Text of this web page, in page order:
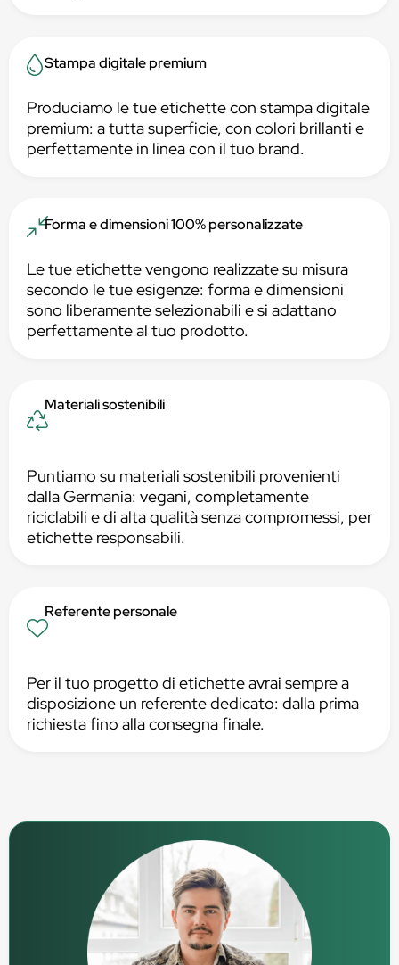
Stampa digitale premium
Produciamo le tue etichette con stampa digitale
premium: a tutta superficie, con colori brillanti e
perfettamente in linea con il tuo brand.
Forma e dimensioni 100% personalizzate
Le tue etichette vengono realizzate su misura
secondo le tue esigenze: forma e dimensioni
sono liberamente selezionabili e si adattano
perfettamente al tuo prodotto.
Materiali sostenibili
Puntiamo su materiali sostenibili provenienti
dalla Germania: vegani, completamente
riciclabili e di alta qualità senza compromessi, per
etichette responsabili.
Referente personale
Per il tuo progetto di etichette avrai sempre a
disposizione un referente dedicato: dalla prima
richiesta fino alla consegna finale.